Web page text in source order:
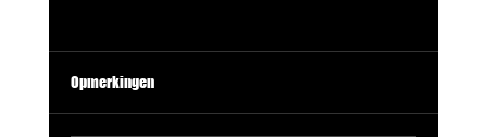
Opmerkingen